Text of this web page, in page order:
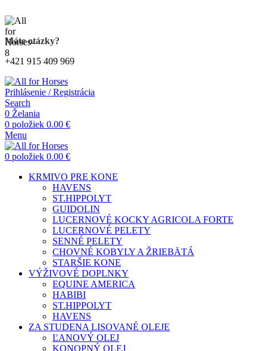
Máte otázky?
+421 915 409 969
Prihlásenie / Registrácia
Search
0 Želania
0 položiek 0.00 €
Menu
0 položiek 0.00 €
KRMIVO PRE KONE
HAVENS
ST.HIPPOLYT
GUIDOLIN
LUCERNOVÉ KOCKY AGRICOLA FORTE
LUCERNOVÉ PELETY
SENNÉ PELETY
CHOVNÉ KOBYLY A ŽRIEBÄTÁ
STARŠIE KONE
VÝŽIVOVÉ DOPLNKY
EQUINE AMERICA
HABIBI
ST.HIPPOLYT
HAVENS
ZA STUDENA LISOVANÉ OLEJE
ĽANOVÝ OLEJ
KONOPNÝ OLEJ